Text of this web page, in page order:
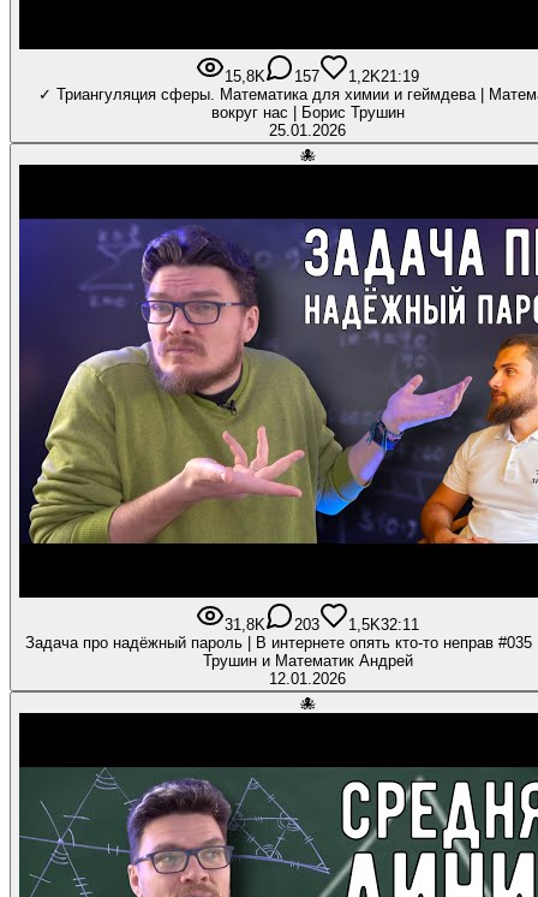
15,8K 157 1,2K21:19
✓ Триангуляция сферы. Математика для химии и геймдева |
вокруг нас | Борис Трушин
25.01.2026
🐙
31,8K 203 1,5K32:11
Задача про надёжный пароль | В интернете опять кто-то неправ #035
Трушин и Математик Андрей
12.01.2026
🐙